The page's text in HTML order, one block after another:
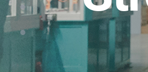
NEO CEE:
effizient in der